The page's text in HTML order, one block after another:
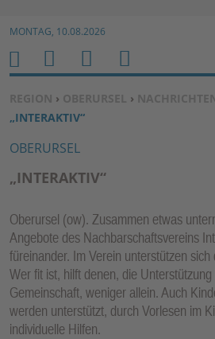
Zum Inhalt
MONTAG, 10.08.2026
SIE BEFINDEN SICH HIER:
REGION › OBERURSEL ›
„INTERAKTIV“
OBERURSEL
„INTERAKTIV“
Oberursel (ow). Zusammen etwas
Angebote des Nachbarschaftsvereins
füreinander. Im Verein unterstützen
Wer fit ist, hilft denen, die
Gemeinschaft, weniger allein. Auch
werden unterstützt, durch Vorlesen im
individuelle Hilfen.
H
O
M
E
M
E
N
U
S
U
C
N
B
E
R
F
U
N
K
TI